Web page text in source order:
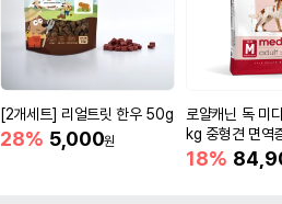
[2개세트] 리얼트릿 한우 50g
28% 5,000원
로얄캐닌 독 미
kg 중형견 면역
18%